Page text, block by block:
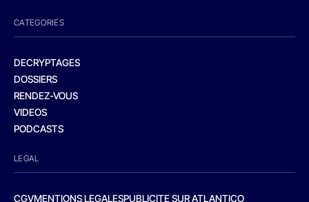
CATEGORIES
DECRYPTAGES
DOSSIERS
RENDEZ-VOUS
VIDEOS
PODCASTS
LEGAL
CGVMENTIONS LEGALESPUBLICITE SUR ATLANTICO